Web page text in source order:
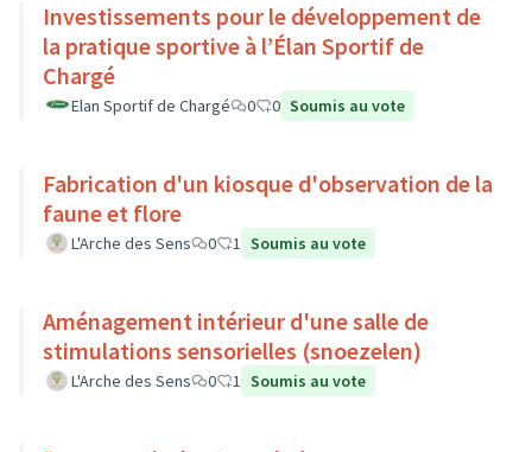
Investissements pour le développement de
la pratique sportive à l’Élan Sportif de
Chargé
Elan Sportif de Chargé 0 0 Soumis au vote
Fabrication d'un kiosque d'observation de la
faune et flore
L'Arche des Sens 0 1 Soumis au vote
Aménagement intérieur d'une salle de
stimulations sensorielles (snoezelen)
L'Arche des Sens 0 1 Soumis au vote